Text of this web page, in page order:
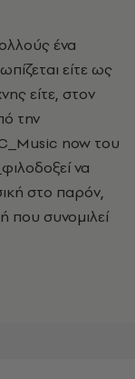
είτε ως
είτε, στον
την
now του
φιλοδοξεί να
στο παρόν,
που συνομιλεί